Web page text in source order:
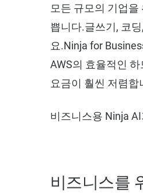
모든 규모의 기업
쁩니다.글쓰기, 코
요.Ninja for
AWS의 효율적인
요금이 훨씬 저렴합
비즈니스용 Ninja
비즈니스를